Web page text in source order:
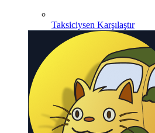
Taksiciysen Karşılaştır